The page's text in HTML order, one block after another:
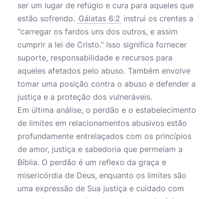
ser um lugar de refúgio e cura para aqueles que
estão sofrendo. Gálatas 6:2 instrui os crentes a
"carregar os fardos uns dos outros, e assim
cumprir a lei de Cristo." Isso significa fornecer
suporte, responsabilidade e recursos para
aqueles afetados pelo abuso. Também envolve
tomar uma posição contra o abuso e defender a
justiça e a proteção dos vulneráveis.
Em última análise, o perdão e o estabelecimento
de limites em relacionamentos abusivos estão
profundamente entrelaçados com os princípios
de amor, justiça e sabedoria que permeiam a
Bíblia. O perdão é um reflexo da graça e
misericórdia de Deus, enquanto os limites são
uma expressão de Sua justiça e cuidado com